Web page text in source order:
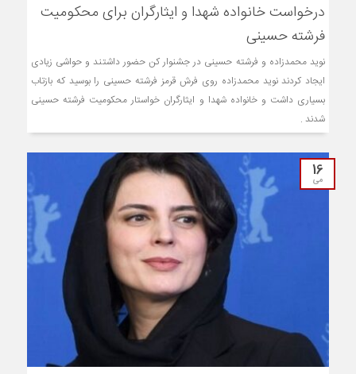
درخواست خانواده شهدا و ایثارگران برای محکومیت
فرشته حسینی
نوید محمدزاده و فرشته حسینی در جشنوار کن حضور داشتند و حواشی زیادی
ایجاد کردند نوید محمدزاده روی فرش قرمز فرشته حسینی را بوسید که بازتاب
بسیاری داشت و خانواده شهدا و ایثارگران خواستار محکومیت فرشته حسینی
شدند .
16
می